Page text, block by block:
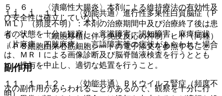
１１．１．１１． 〈効能共通〉進行性多巣性白質脳症（Ｐ
ＭＬ）（頻度不明）：本剤の治療期間中及び治療終了後は患
者の状態を十分に観察し、意識障害、認知障害、麻痺症状
（片麻痺、四肢麻痺）、言語障害等の症状があらわれた場合
は、ＭＲＩによる画像診断及び脳脊髄液検査を行うととも
に、投与を中止し、適切な処置を行うこと。
１１．１．１２． 〈効能共通〉ＢＫウイルス腎症（頻度不
明）。
５．６． 〈潰瘍性大腸炎〉本剤による維持療法の有効性及
び安全性は確立していない。
５．７． 〈細胞移植に伴う免疫反応の抑制〉ヒト（同種）
ｉＰＳ細胞由来心筋細胞シートの電子添文を参照すること。
副作用
次の副作用があらわれることがあるので、観察を十分に行